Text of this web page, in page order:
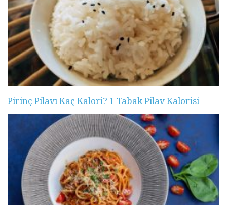
Pirinç Pilavı Kaç Kalori? 1 Tabak Pilav Kalorisi